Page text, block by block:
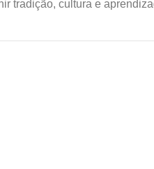
tradição, cultura e